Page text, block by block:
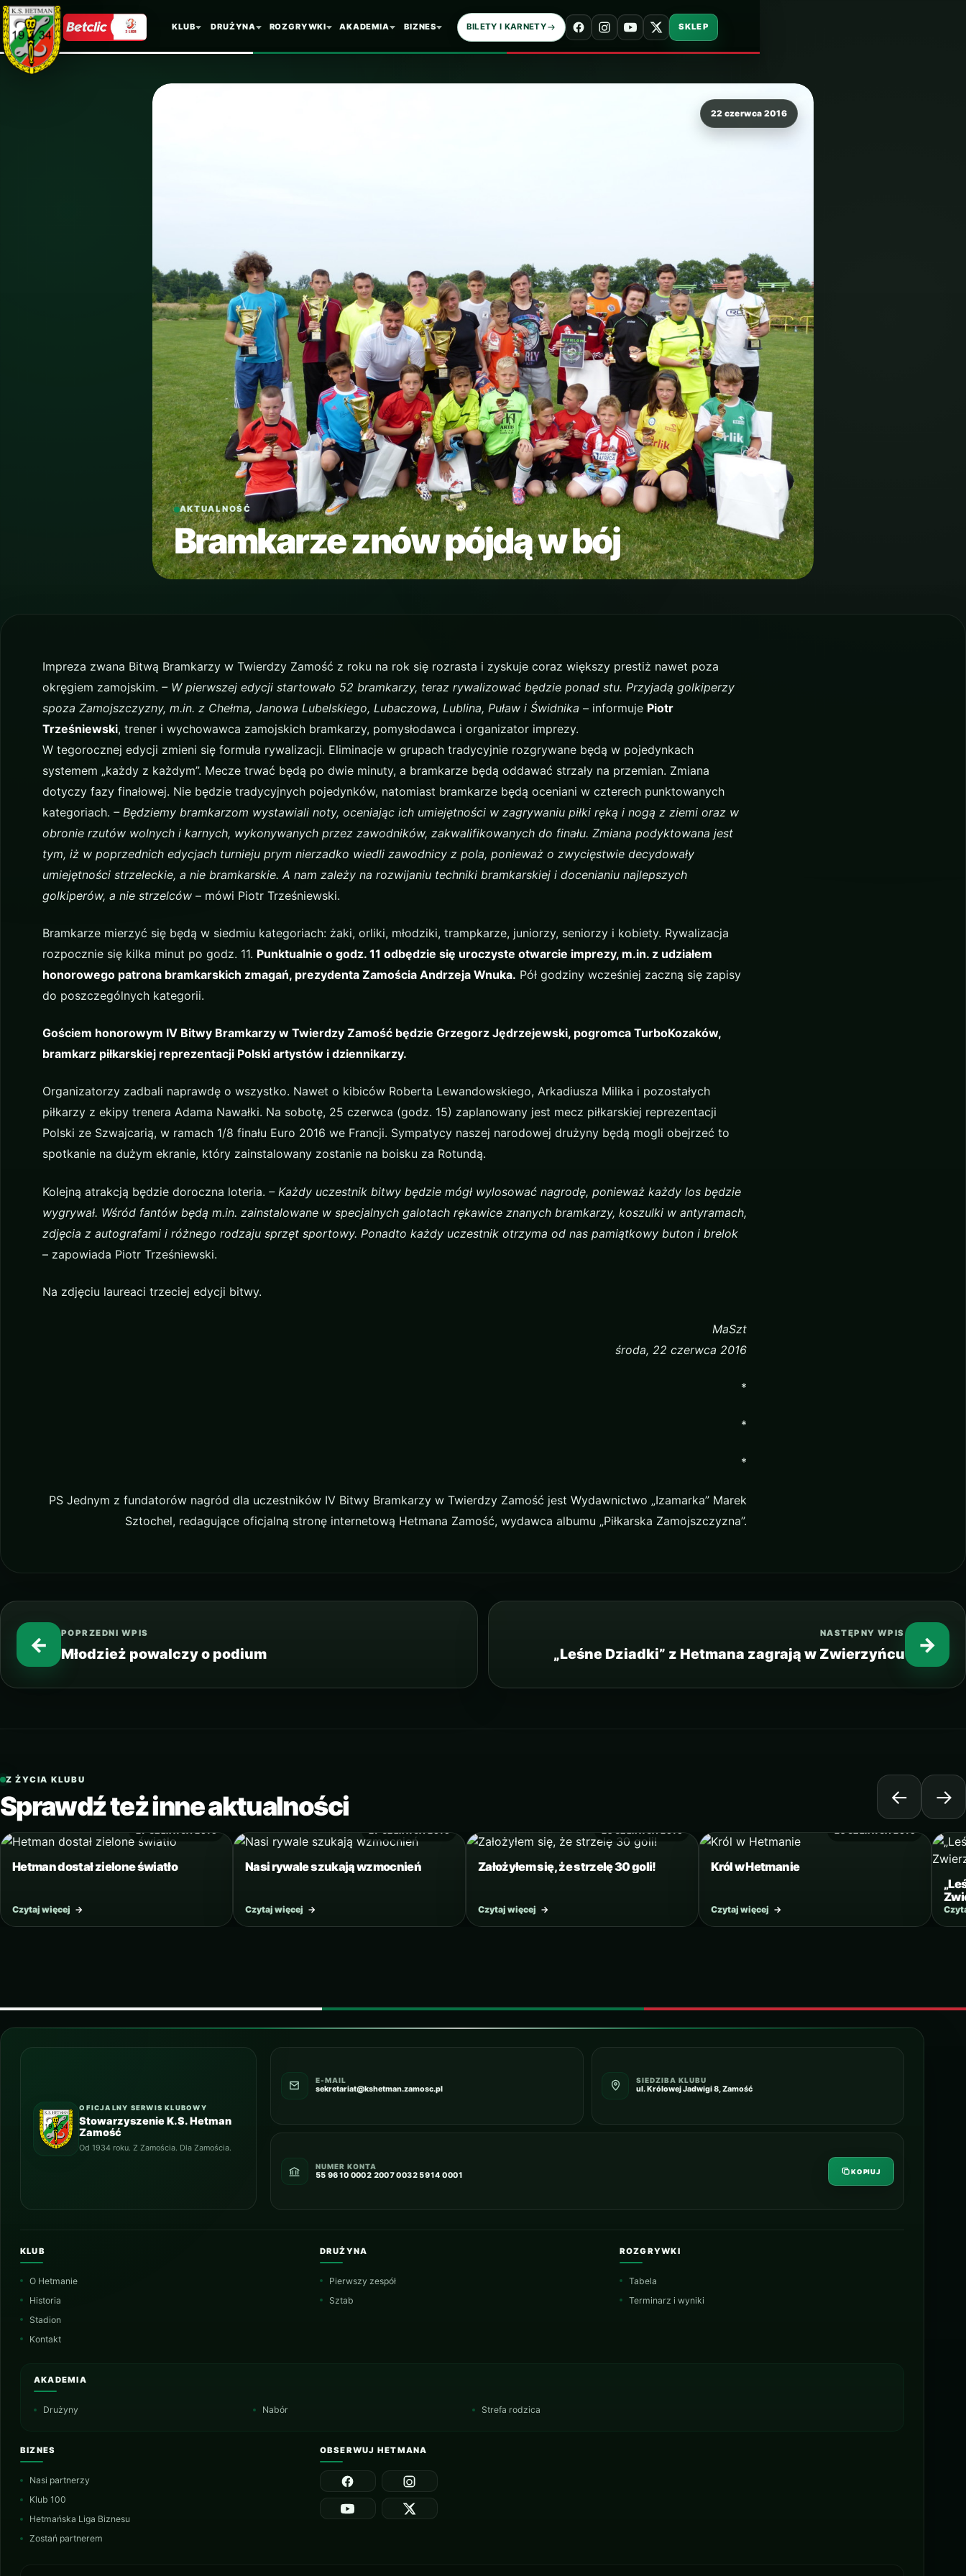
KLUB DRUŻYNA ROZGRYWKI AKADEMIA BIZNES BILETY I KARNETY SKLEP
22 czerwca 2016
AKTUALNOŚĆ
Bramkarze znów pójdą w bój
Impreza zwana Bitwą Bramkarzy w Twierdzy Zamość z roku na rok się rozrasta i zyskuje coraz większy prestiż nawet poza
okręgiem zamojskim. – W pierwszej edycji startowało 52 bramkarzy, teraz rywalizować będzie ponad stu. Przyjadą golkiperzy
spoza Zamojszczyzny, m.in. z Chełma, Janowa Lubelskiego, Lubaczowa, Lublina, Puław i Świdnika – informuje Piotr
Trześniewski, trener i wychowawca zamojskich bramkarzy, pomysłodawca i organizator imprezy.
W tegorocznej edycji zmieni się formuła rywalizacji. Eliminacje w grupach tradycyjnie rozgrywane będą w pojedynkach
systemem „każdy z każdym”. Mecze trwać będą po dwie minuty, a bramkarze będą oddawać strzały na przemian. Zmiana
dotyczy fazy finałowej. Nie będzie tradycyjnych pojedynków, natomiast bramkarze będą oceniani w czterech punktowanych
kategoriach. – Będziemy bramkarzom wystawiali noty, oceniając ich umiejętności w zagrywaniu piłki ręką i nogą z ziemi oraz w
obronie rzutów wolnych i karnych, wykonywanych przez zawodników, zakwalifikowanych do finału. Zmiana podyktowana jest
tym, iż w poprzednich edycjach turnieju prym nierzadko wiedli zawodnicy z pola, ponieważ o zwycięstwie decydowały
umiejętności strzeleckie, a nie bramkarskie. A nam zależy na rozwijaniu techniki bramkarskiej i docenianiu najlepszych
golkiperów, a nie strzelców– mówi Piotr Trześniewski.
Bramkarze mierzyć się będą w siedmiu kategoriach: żaki, orliki, młodziki, trampkarze, juniorzy, seniorzy i kobiety. Rywalizacja
rozpocznie się kilka minut po godz. 11. Punktualnie o godz. 11 odbędzie się uroczyste otwarcie imprezy, m.in. z udziałem
honorowego patrona bramkarskich zmagań, prezydenta Zamościa Andrzeja Wnuka. Pół godziny wcześniej zaczną się zapisy
do poszczególnych kategorii.
Gościem honorowym IV Bitwy Bramkarzy w Twierdzy Zamość będzie Grzegorz Jędrzejewski, pogromca TurboKozaków,
bramkarz piłkarskiej reprezentacji Polski artystów i dziennikarzy.
Organizatorzy zadbali naprawdę o wszystko. Nawet o kibiców Roberta Lewandowskiego, Arkadiusza Milika i pozostałych
piłkarzy z ekipy trenera Adama Nawałki. Na sobotę, 25 czerwca (godz. 15) zaplanowany jest mecz piłkarskiej reprezentacji
Polski ze Szwajcarią, w ramach 1/8 finału Euro 2016 we Francji. Sympatycy naszej narodowej drużyny będą mogli obejrzeć to
spotkanie na dużym ekranie, który zainstalowany zostanie na boisku za Rotundą.
Kolejną atrakcją będzie doroczna loteria. – Każdy uczestnik bitwy będzie mógł wylosować nagrodę, ponieważ każdy los będzie
wygrywał. Wśród fantów będą m.in. zainstalowane w specjalnych galotach rękawice znanych bramkarzy, koszulki w antyramach,
zdjęcia z autografami i różnego rodzaju sprzęt sportowy. Ponadto każdy uczestnik otrzyma od nas pamiątkowy buton i brelok
– zapowiada Piotr Trześniewski.
Na zdjęciu laureaci trzeciej edycji bitwy.
MaSzt
środa, 22 czerwca 2016
*
*
*
PS Jednym z fundatorów nagród dla uczestników IV Bitwy Bramkarzy w Twierdzy Zamość jest Wydawnictwo „Izamarka” Marek
Sztochel, redagujące oficjalną stronę internetową Hetmana Zamość, wydawca albumu „Piłkarska Zamojszczyzna”.
← POPRZEDNI WPIS
Młodzież powalczy o podium
NASTĘPNY WPIS
„Leśne Dziadki” z Hetmana zagrają w Zwierzyńcu →
Z ŻYCIA KLUBU
Sprawdź też inne aktualności ← →
27 CZERWCA 2016
Hetman dostał zielone światło
Czytaj więcej →
27 CZERWCA 2016
Nasi rywale szukają wzmocnień
Czytaj więcej →
23 CZERWCA 2016
Założyłem się, że strzelę 30 goli!
Czytaj więcej →
23 CZERWCA 2016
Król w Hetmanie
Czytaj więcej →
OFICJALNY SERWIS KLUBOWY
Stowarzyszenie K.S. Hetman
Zamość
Od 1934 roku. Z Zamościa. Dla Zamościa.
E-MAIL
sekretariat@kshetman.zamosc.pl
SIEDZIBA KLUBU
ul. Królowej Jadwigi 8, Zamość
NUMER KONTA
55 9610 0002 2007 0032 5914 0001 KOPIUJ
KLUB
O Hetmanie
Historia
Stadion
Kontakt
DRUŻYNA
Pierwszy zespół
Sztab
ROZGRYWKI
Tabela
Terminarz i wyniki
AKADEMIA
Drużyny Nabór Strefa rodzica
BIZNES
Nasi partnerzy
Klub 100
Hetmańska Liga Biznesu
Zostań partnerem
OBSERWUJ HETMANA
Facebook Instagram
YouTube X